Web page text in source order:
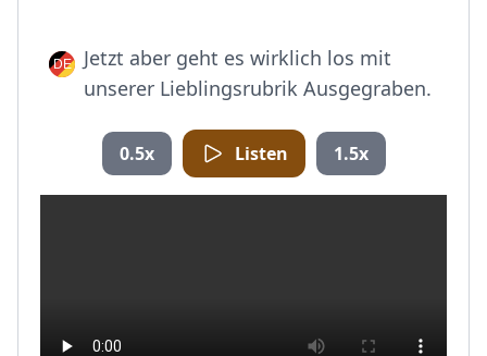
Jetzt aber geht es wirklich los mit
unserer Lieblingsrubrik Ausgegraben.
0.5x Listen 1.5x